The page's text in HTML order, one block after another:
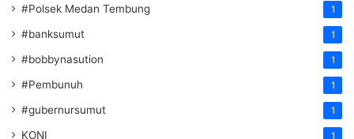
#Polsek Medan Tembung 1
#banksumut 1
#bobbynasution 1
#Pembunuh 1
#gubernursumut 1
KONI 1